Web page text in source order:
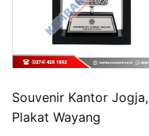
Souvenir Kantor Jogja,
Plakat Wayang